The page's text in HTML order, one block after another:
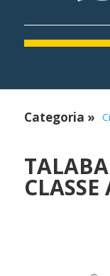
Categoria »